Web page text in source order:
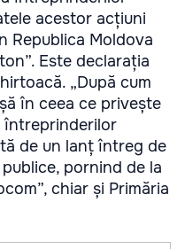
acestor acțiuni
Republica Moldova
Este declarația
„După cum
în ceea ce privește
întreprinderilor
de un lanț întreg de
pornind de la
chiar și Primăria